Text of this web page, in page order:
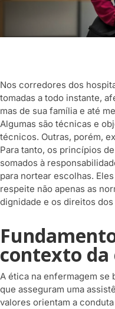
Nos corredores dos
tomadas a todo instante,
mas de sua família e até
Algumas são técnicas e
técnicos. Outras, porém,
Para tanto, os princípios
somados à
para nortear escolhas.
respeite não apenas as
dignidade e os direitos
contexto
A ética na enfermagem se
que asseguram uma
valores orientam a